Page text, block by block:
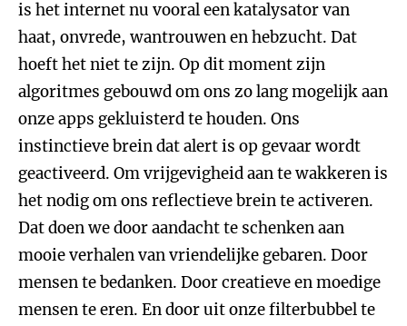
is het internet nu vooral een katalysator van
haat, onvrede, wantrouwen en hebzucht. Dat
hoeft het niet te zijn. Op dit moment zijn
algoritmes gebouwd om ons zo lang mogelijk aan
onze apps gekluisterd te houden. Ons
instinctieve brein dat alert is op gevaar wordt
geactiveerd. Om vrijgevigheid aan te wakkeren is
het nodig om ons reflectieve brein te activeren.
Dat doen we door aandacht te schenken aan
mooie verhalen van vriendelijke gebaren. Door
mensen te bedanken. Door creatieve en moedige
mensen te eren. En door uit onze filterbubbel te